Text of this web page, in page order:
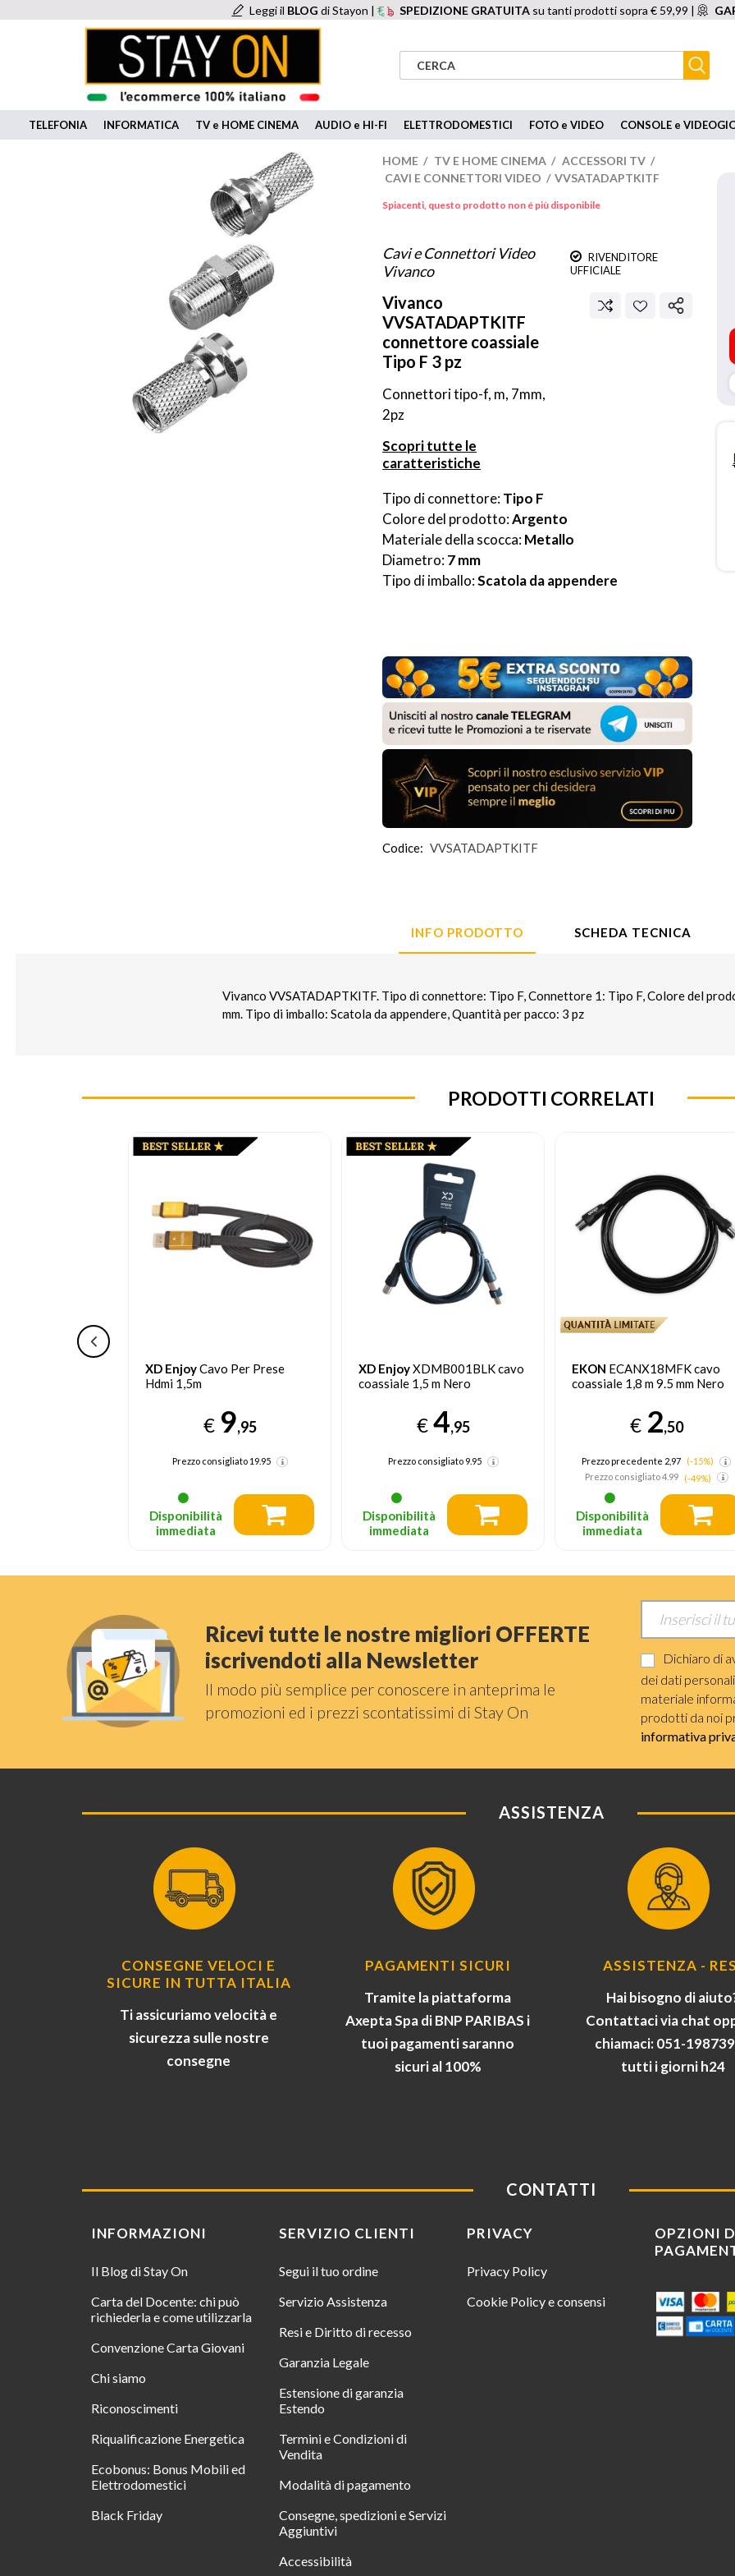
Leggi il BLOG di Stayon | SPEDIZIONE GRATUITA su tanti prodotti sopra € 59,99 |
TELEFONIA INFORMATICA TV e HOME CINEMA AUDIO e HI-FI ELETTRODOMESTICI FOTO e VIDEO CONSOLE e
HOME / TV E HOME CINEMA / ACCESSORI TV /
CAVI E CONNETTORI VIDEO / VVSATADAPTKITF
Spiacenti, questo prodotto non é più disponibile
Cavi e Connettori Video
Vivanco
RIVENDITORE
UFFICIALE
Vivanco
VVSATADAPTKITF
connettore coassiale
Tipo F 3 pz
Connettori tipo-f, m, 7mm,
2pz
Scopri tutte le
caratteristiche
Tipo di connettore: Tipo F
Colore del prodotto: Argento
Materiale della scocca: Metallo
Diametro: 7 mm
Tipo di imballo: Scatola da appendere
Codice: VVSATADAPTKITF
INFO PRODOTTO SCHEDA TECNICA
Vivanco VVSATADAPTKITF. Tipo di connettore: Tipo F, Connettore 1: Tipo F, Colore del
mm. Tipo di imballo: Scatola da appendere, Quantità per pacco: 3 pz
PRODOTTI CORRELATI
XD EnjoyXDMB001BLK cavo
coassiale 1,5 m Nero
€ 4,95
Prezzo consigliato 9.95
Disponibilità
immediata
EKON ECANX18MFK cavo
coassiale 1,8 m 9.5 mm Nero
€ 2,50
Prezzo precedente 2,97 (-15%)
Disponibilità
immediata
EKON ECVXHDMI15MMK
cavo HDMI 1,5 m HDMI tipo A
€ 5,00
Prezzo consigliato9.99
Disponibilità
immediata
Ricevi tutte le nostre migliori OFFERTE
iscrivendoti alla Newsletter
Il modo più semplice per conoscere in anteprima le
promozioni ed i prezzi scontatissimi di Stay On
Dichiaro di
dei dati
materiale
prodotti da noi
informativa
ASSISTENZA
CONSEGNE VELOCI E
SICURE IN TUTTA ITALIA
Ti assicuriamo velocità e
sicurezza sulle nostre
consegne
PAGAMENTI SICURI
Tramite la piattaforma
Axepta Spa di BNP PARIBAS i
tuoi pagamenti saranno
sicuri al 100%
ASSISTENZA -
Hai bisogno di
Contattaci via chat
chiamaci: 051-
tutti i giorni h24
CONTATTI
INFORMAZIONI
Il Blog di Stay On
Carta del Docente: chi può
richiederla e come utilizzarla
Convenzione Carta Giovani
Chi siamo
Riconoscimenti
Riqualificazione Energetica
Ecobonus: Bonus Mobili ed
Elettrodomestici
Black Friday
SERVIZIO CLIENTI
Segui il tuo ordine
Servizio Assistenza
Resi e Diritto di recesso
Garanzia Legale
Estensione di garanzia
Estendo
Termini e Condizioni di
Vendita
Modalità di pagamento
Consegne, spedizioni e Servizi
Aggiuntivi
Accessibilità
PRIVACY
Privacy Policy
Cookie Policy e consensi
OPZIONI